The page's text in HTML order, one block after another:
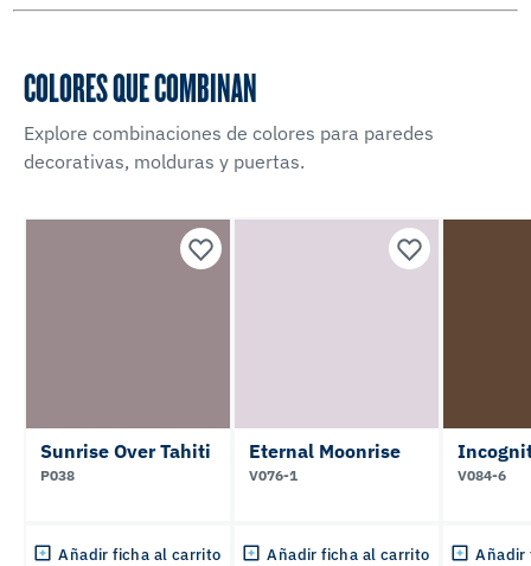
COLORES QUE COMBINAN
Explore combinaciones de colores para paredes
decorativas, molduras y puertas.
Sunrise Over Tahiti
P038
Añadir ficha al carrito
Eternal Moonrise
V076-1
Añadir ficha al carrito
V084-6
Añadir